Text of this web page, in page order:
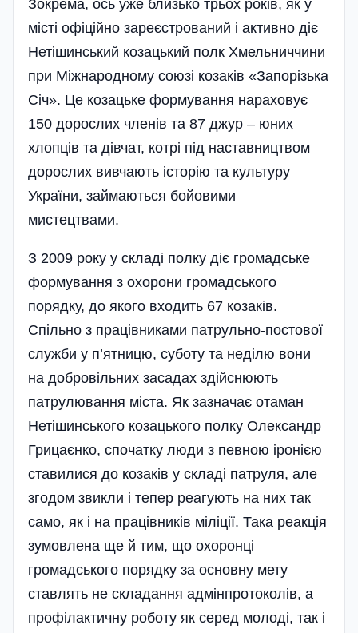
Зокрема, ось уже близько трьох років, як у
місті офіційно зареєстрований і активно діє
Нетішинський козацький полк Хмельниччини
при Міжнародному союзі козаків «Запорізька
Січ». Це козацьке формування нараховує
150 дорослих членів та 87 джур – юних
хлопців та дівчат, котрі під наставництвом
дорослих вивчають історію та культуру
України, займаються бойовими
мистецтвами.
З 2009 року у складі полку діє громадське
формування з охорони громадського
порядку, до якого входить 67 козаків.
Спільно з працівниками патрульно-постової
служби у п’ятницю, суботу та неділю вони
на добровільних засадах здійснюють
патрулювання міста. Як зазначає отаман
Нетішинського козацького полку Олександр
Грицаєнко, спочатку люди з певною іронією
ставилися до козаків у складі патруля, але
згодом звикли і тепер реагують на них так
само, як і на працівників міліції. Така реакція
зумовлена ще й тим, що охоронці
громадського порядку за основну мету
ставлять не складання адмінпротоколів, а
профілактичну роботу як серед молоді, так і